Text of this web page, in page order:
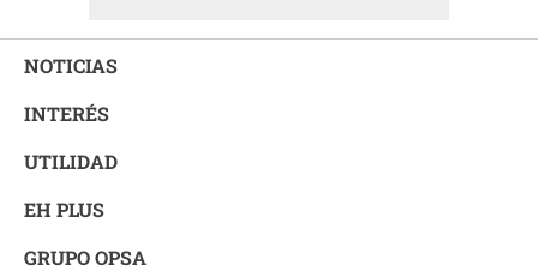
NOTICIAS
INTERÉS
UTILIDAD
EH PLUS
GRUPO OPSA